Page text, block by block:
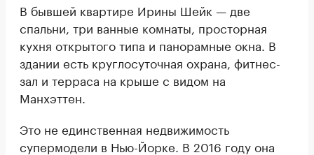
В бывшей квартире Ирины Шейк — две
спальни, три ванные комнаты, просторная
кухня открытого типа и панорамные окна. В
здании есть круглосуточная охрана, фитнес-
зал и терраса на крыше с видом на
Манхэттен.
Это не единственная недвижимость
супермодели в Нью-Йорке. В 2016 году она